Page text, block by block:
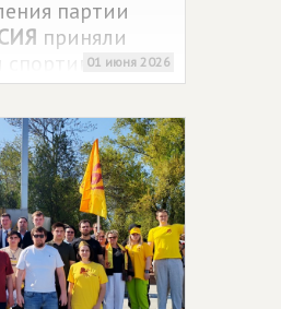
партии
приняли
спортивном
(Василия
операции.
01 июня 2026